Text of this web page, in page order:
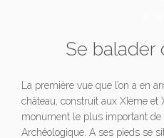
Se balader
La première vue que l’on a en
château, construit aux XIème et
monument le plus important
Archéologique. A ses pieds se